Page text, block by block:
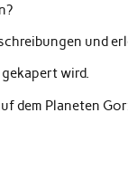
und
wird.
dem Planeten